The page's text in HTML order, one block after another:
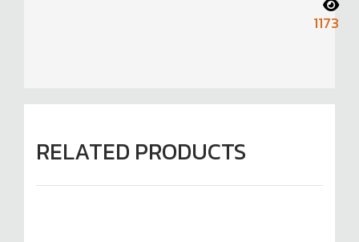
1173
RELATED PRODUCTS